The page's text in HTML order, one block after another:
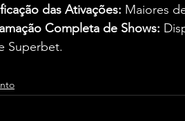
das Ativações: Maiores
Completa de Shows:
Superbet.